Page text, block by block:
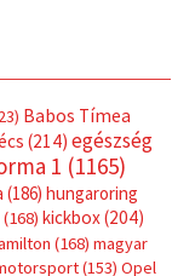
Babos Tímea
(214) egészség
1 (1165)
(186) hungaroring
(168) kickbox(204)
(168) magyar
(153) Opel